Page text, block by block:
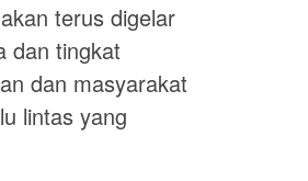
terus digelar
dan tingkat
dan masyarakat
lintas yang